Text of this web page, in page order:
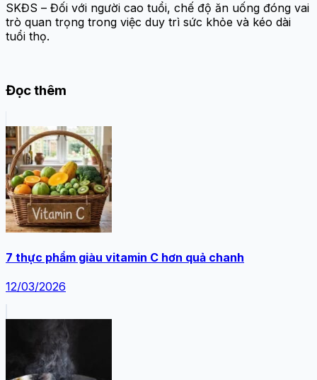
SKĐS – Đối với người cao tuổi, chế độ ăn uống đóng vai
trò quan trọng trong việc duy trì sức khỏe và kéo dài
tuổi thọ.
Đọc thêm
7 thực phẩm giàu vitamin C hơn quả chanh
12/03/2026